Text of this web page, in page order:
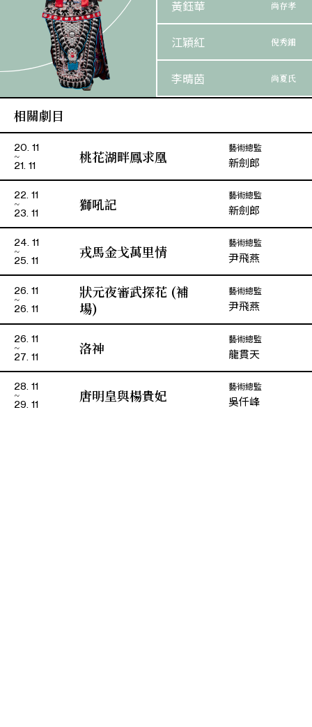
黃鈺華 尚存孝
江穎紅 倪秀鈿
李晴茵 尚夏氏
相關劇目
20. 11
21. 11
桃花湖畔鳳求凰 藝術總監
新劍郎
22. 11
23. 11
獅吼記 藝術總監
新劍郎
24. 11
25. 11
戎馬金戈萬里情 藝術總監
尹飛燕
26. 11
26. 11
狀元夜審武探花 (補
場)
藝術總監
尹飛燕
26. 11
27. 11
洛神 藝術總監
龍貫天
28. 11
29. 11
唐明皇與楊貴妃 藝術總監
吳仟峰